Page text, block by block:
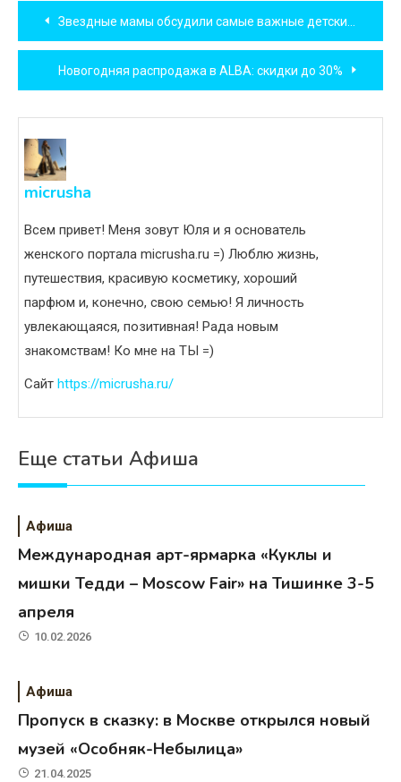
Навигация
по
записям
Звездные мамы обсудили самые важные детские вопросы
Новогодняя распродажа в ALBA: скидки до 30%
micrusha
Всем привет! Меня зовут Юля и я основатель
женского портала micrusha.ru =) Люблю жизнь,
путешествия, красивую косметику, хороший
парфюм и, конечно, свою семью! Я личность
увлекающаяся, позитивная! Рада новым
знакомствам! Ко мне на ТЫ =)
Сайт https://micrusha.ru/
Еще статьи Афиша
Афиша
Международная арт-ярмарка «Куклы и
мишки Тедди – Moscow Fair» на Тишинке 3-5
апреля
10.02.2026
Афиша
Пропуск в сказку: в Москве открылся новый
музей «Особняк-Небылица»
21.04.2025